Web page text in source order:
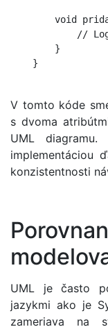
void
//
        }
    }
V tomto kóde
s dvoma
UML
implementáciou
konzistentnosti
UML je často
jazykmi ako je
zameriava na